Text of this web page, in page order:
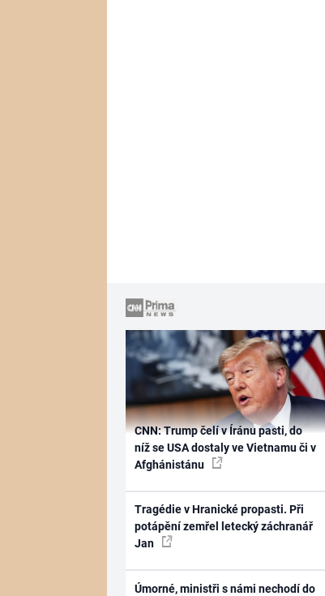
CNN: Trump čelí v Íránu pasti, do
níž se USA dostaly ve Vietnamu či v
Afghánistánu
Tragédie v Hranické propasti. Při
potápění zemřel letecký záchranář
Jan
Úmorné, ministři s námi nechodí do